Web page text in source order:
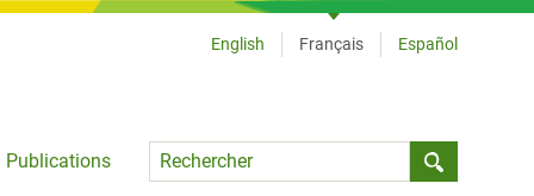
Publications
Language
English Français Español